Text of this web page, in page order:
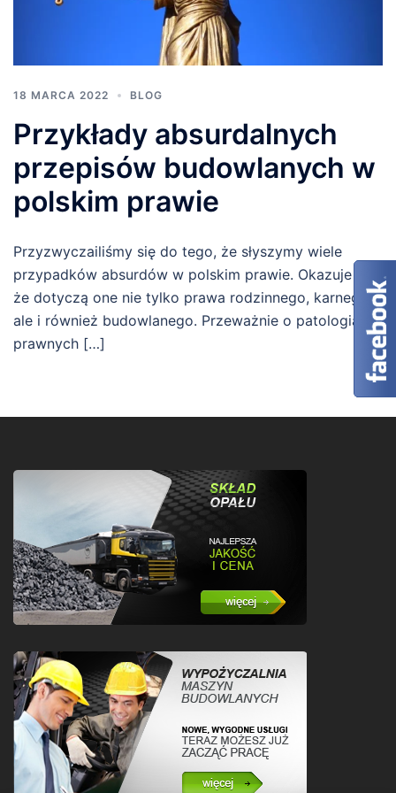
18 MARCA 2022 BLOG
Przykłady absurdalnych
przepisów budowlanych w
polskim prawie
Przyzwyczailiśmy się do tego, że słyszymy wiele
przypadków absurdów w polskim prawie. Okazuje się,
że dotyczą one nie tylko prawa rodzinnego, karnego,
ale i również budowlanego. Przeważnie o patologiach
prawnych […]